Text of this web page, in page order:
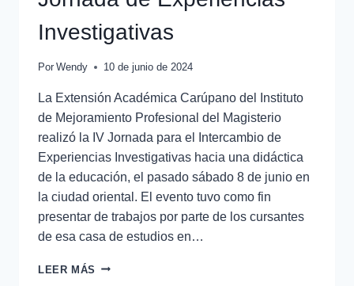
Investigativas
Por Wendy 10 de junio de 2024
La Extensión Académica Carúpano del Instituto
de Mejoramiento Profesional del Magisterio
realizó la IV Jornada para el Intercambio de
Experiencias Investigativas hacia una didáctica
de la educación, el pasado sábado 8 de junio en
la ciudad oriental. El evento tuvo como fin
presentar de trabajos por parte de los cursantes
de esa casa de estudios en…
LEER MÁS